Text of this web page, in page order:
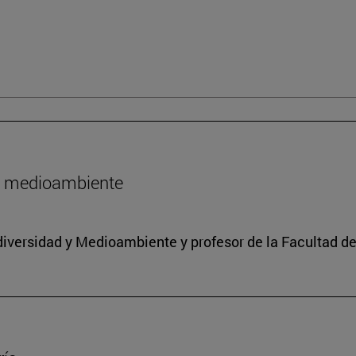
medioambiente
y Medioambiente y profesor de la Facultad